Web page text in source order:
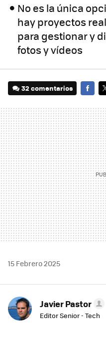
No es la única
hay proyectos
para gestionar y
fotos y vídeos
32 comentarios
15 Febrero 2025
Javier Pastor
Editor Senior - Tech